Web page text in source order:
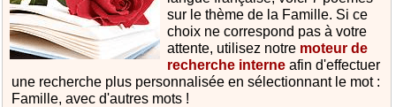
sur le thème de la Famille. Si ce
choix ne correspond pas à votre
attente, utilisez notre moteur de
recherche interneafin d'effectuer
une recherche plus personnalisée en sélectionnant le mot :
Famille, avec d'autres mots !